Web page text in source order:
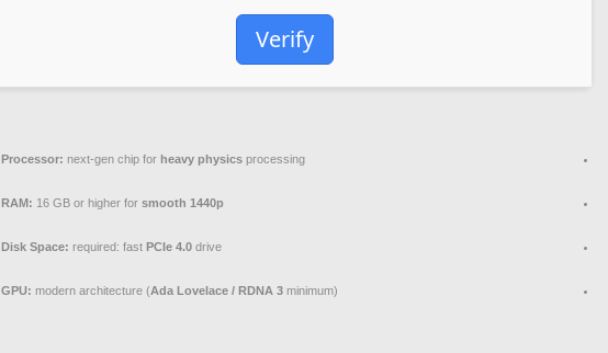
Verify
Processor: next-gen chip for heavy physics processing
RAM: 16 GB or higher for smooth 1440p
Disk Space: required: fast PCIe 4.0 drive
GPU: modern architecture (Ada Lovelace / RDNA 3 minimum)